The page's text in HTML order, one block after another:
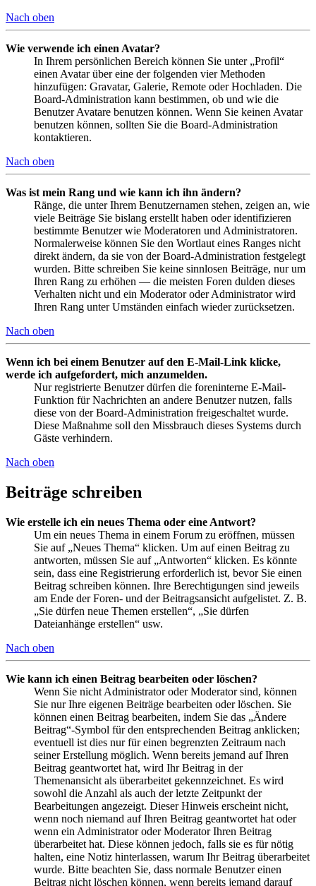
Nach oben
Wie verwende ich einen Avatar?
In Ihrem persönlichen Bereich können Sie unter „Profil“
einen Avatar über eine der folgenden vier Methoden
hinzufügen: Gravatar, Galerie, Remote oder Hochladen. Die
Board-Administration kann bestimmen, ob und wie die
Benutzer Avatare benutzen können. Wenn Sie keinen Avatar
benutzen können, sollten Sie die Board-Administration
kontaktieren.
Nach oben
Was ist mein Rang und wie kann ich ihn ändern?
Ränge, die unter Ihrem Benutzernamen stehen, zeigen an, wie
viele Beiträge Sie bislang erstellt haben oder identifizieren
bestimmte Benutzer wie Moderatoren und Administratoren.
Normalerweise können Sie den Wortlaut eines Ranges nicht
direkt ändern, da sie von der Board-Administration festgelegt
wurden. Bitte schreiben Sie keine sinnlosen Beiträge, nur um
Ihren Rang zu erhöhen — die meisten Foren dulden dieses
Verhalten nicht und ein Moderator oder Administrator wird
Ihren Rang unter Umständen einfach wieder zurücksetzen.
Nach oben
Wenn ich bei einem Benutzer auf den E-Mail-Link klicke,
werde ich aufgefordert, mich anzumelden.
Nur registrierte Benutzer dürfen die foreninterne E-Mail-
Funktion für Nachrichten an andere Benutzer nutzen, falls
diese von der Board-Administration freigeschaltet wurde.
Diese Maßnahme soll den Missbrauch dieses Systems durch
Gäste verhindern.
Nach oben
Beiträge schreiben
Wie erstelle ich ein neues Thema oder eine Antwort?
Um ein neues Thema in einem Forum zu eröffnen, müssen
Sie auf „Neues Thema“ klicken. Um auf einen Beitrag zu
antworten, müssen Sie auf „Antworten“ klicken. Es könnte
sein, dass eine Registrierung erforderlich ist, bevor Sie einen
Beitrag schreiben können. Ihre Berechtigungen sind jeweils
am Ende der Foren- und der Beitragsansicht aufgelistet. Z. B.
„Sie dürfen neue Themen erstellen“, „Sie dürfen
Dateianhänge erstellen“ usw.
Nach oben
Wie kann ich einen Beitrag bearbeiten oder löschen?
Wenn Sie nicht Administrator oder Moderator sind, können
Sie nur Ihre eigenen Beiträge bearbeiten oder löschen. Sie
können einen Beitrag bearbeiten, indem Sie das „Ändere
Beitrag“-Symbol für den entsprechenden Beitrag anklicken;
eventuell ist dies nur für einen begrenzten Zeitraum nach
seiner Erstellung möglich. Wenn bereits jemand auf Ihren
Beitrag geantwortet hat, wird Ihr Beitrag in der
Themenansicht als überarbeitet gekennzeichnet. Es wird
sowohl die Anzahl als auch der letzte Zeitpunkt der
Bearbeitungen angezeigt. Dieser Hinweis erscheint nicht,
wenn noch niemand auf Ihren Beitrag geantwortet hat oder
wenn ein Administrator oder Moderator Ihren Beitrag
überarbeitet hat. Diese können jedoch, falls sie es für nötig
halten, eine Notiz hinterlassen, warum Ihr Beitrag überarbeitet
wurde. Bitte beachten Sie, dass normale Benutzer einen
Beitrag nicht löschen können, wenn bereits jemand darauf